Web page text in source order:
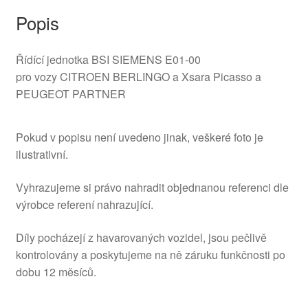
Popis
Řídící jednotka BSI SIEMENS E01-00
pro vozy CITROEN BERLINGO a Xsara Picasso a
PEUGEOT PARTNER
Pokud v popisu není uvedeno jinak, veškeré foto je
ilustrativní.
Vyhrazujeme si právo nahradit objednanou referenci dle
výrobce referení nahrazující.
Díly pocházejí z havarovaných vozidel, jsou pečlivě
kontrolovány a poskytujeme na ně záruku funkčnosti po
dobu 12 měsíců.